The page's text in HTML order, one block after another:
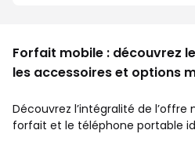
Forfait mobile : découvrez
les accessoires et options
Découvrez l’intégralité de l’offre
forfait et le téléphone portable